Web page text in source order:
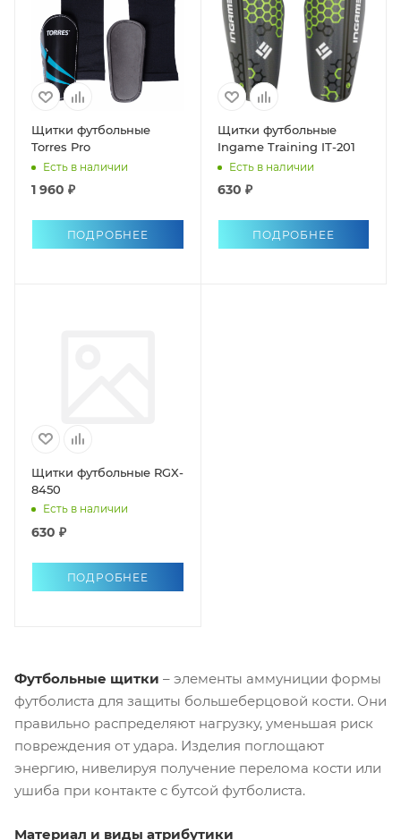
Щитки футбольные
Torres Pro
Есть в наличии
1 960 ₽
ПОДРОБНЕЕ
Щитки футбольные
Ingame Training IТ-201
Есть в наличии
630 ₽
ПОДРОБНЕЕ
Щитки футбольные RGX-
8450
Есть в наличии
630 ₽
ПОДРОБНЕЕ
Футбольные щитки – элементы аммуниции формы
футболиста для защиты большеберцовой кости. Они
правильно распределяют нагрузку, уменьшая риск
повреждения от удара. Изделия поглощают
энергию, нивелируя получение перелома кости или
ушиба при контакте с бутсой футболиста.
Материал и виды атрибутики